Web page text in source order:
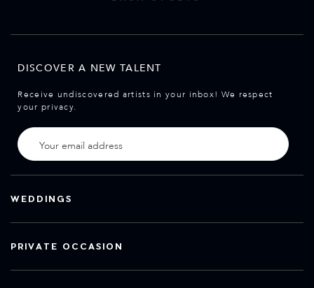
DISCOVER A NEW TALENT
Receive undiscovered artists in your inbox! We respect
your privacy.
WEDDINGS
PRIVATE OCCASION